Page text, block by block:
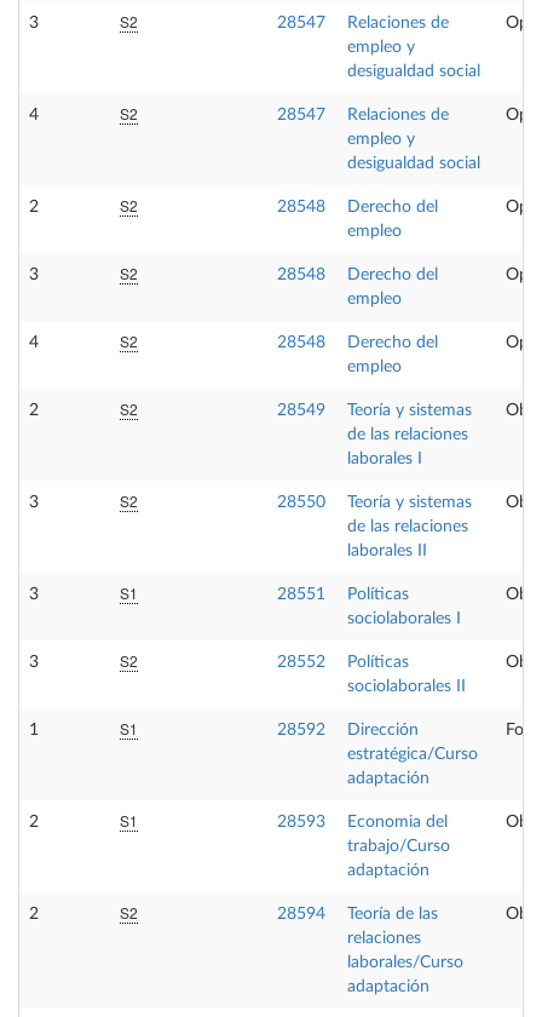
3 S2 28547
Relaciones de
empleo y
desigualdad social
4 S2 28547
Relaciones de
empleo y
desigualdad social
2 S2 28548
Derecho del
empleo
3 S2 28548
Derecho del
empleo
4 S2 28548
Derecho del
empleo
2 S2 28549
Teoría y sistemas
de las relaciones
laborales I
3 S2 28550
Teoría y sistemas
de las relaciones
laborales II
3 S1 28551
Políticas
sociolaborales I
3 S2 28552
Políticas
sociolaborales II
1 S1 28592
Dirección
estratégica/Curso
adaptación
2 S1 28593
Economia del
trabajo/Curso
adaptación
2 S2 28594
Teoría de las
relaciones
laborales/Curso
adaptación